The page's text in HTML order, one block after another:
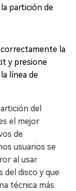
partición de
correctamente la
y presione
línea de
del
el mejor
de
usuarios se
al usar
disco y que
técnica más